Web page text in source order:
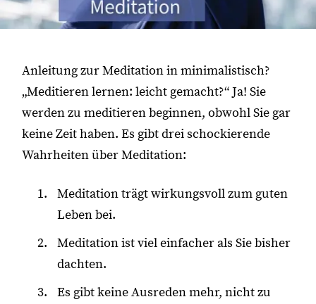
Anleitung zur Meditation in minimalistisch?
„Meditieren lernen: leicht gemacht?“ Ja! Sie
werden zu meditieren beginnen, obwohl Sie gar
keine Zeit haben. Es gibt drei schockierende
Wahrheiten über Meditation:
Meditation trägt wirkungsvoll zum guten
Leben bei.
Meditation ist viel einfacher als Sie bisher
dachten.
Es gibt keine Ausreden mehr, nicht zu